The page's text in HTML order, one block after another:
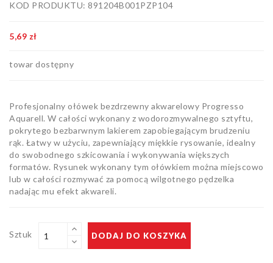
Artykuły
Pozostałe
KOD PRODUKTU: 891204B001PZP104
5,69 zł
towar dostępny
Profesjonalny ołówek bezdrzewny akwarelowy Progresso
Aquarell. W całości wykonany z wodorozmywalnego sztyftu,
pokrytego bezbarwnym lakierem zapobiegającym brudzeniu
rąk. Łatwy w użyciu, zapewniający miękkie rysowanie, idealny
do swobodnego szkicowania i wykonywania większych
formatów. Rysunek wykonany tym ołówkiem można miejscowo
lub w całości rozmywać za pomocą wilgotnego pędzelka
nadając mu efekt akwareli.
Sztuk DODAJ DO KOSZYKA